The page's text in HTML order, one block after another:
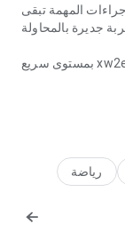
المهمة تبقى
يظهر xw2e8aga4wdf2v9ua5hunzumn9rgskwb بمستوى سريع
من صفحة عامة.
رياضة